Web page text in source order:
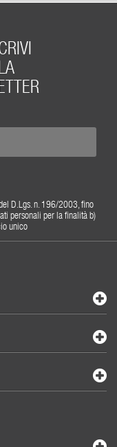
D.Lgs. n. 196/2003, fino
personali per la finalità b)
unico